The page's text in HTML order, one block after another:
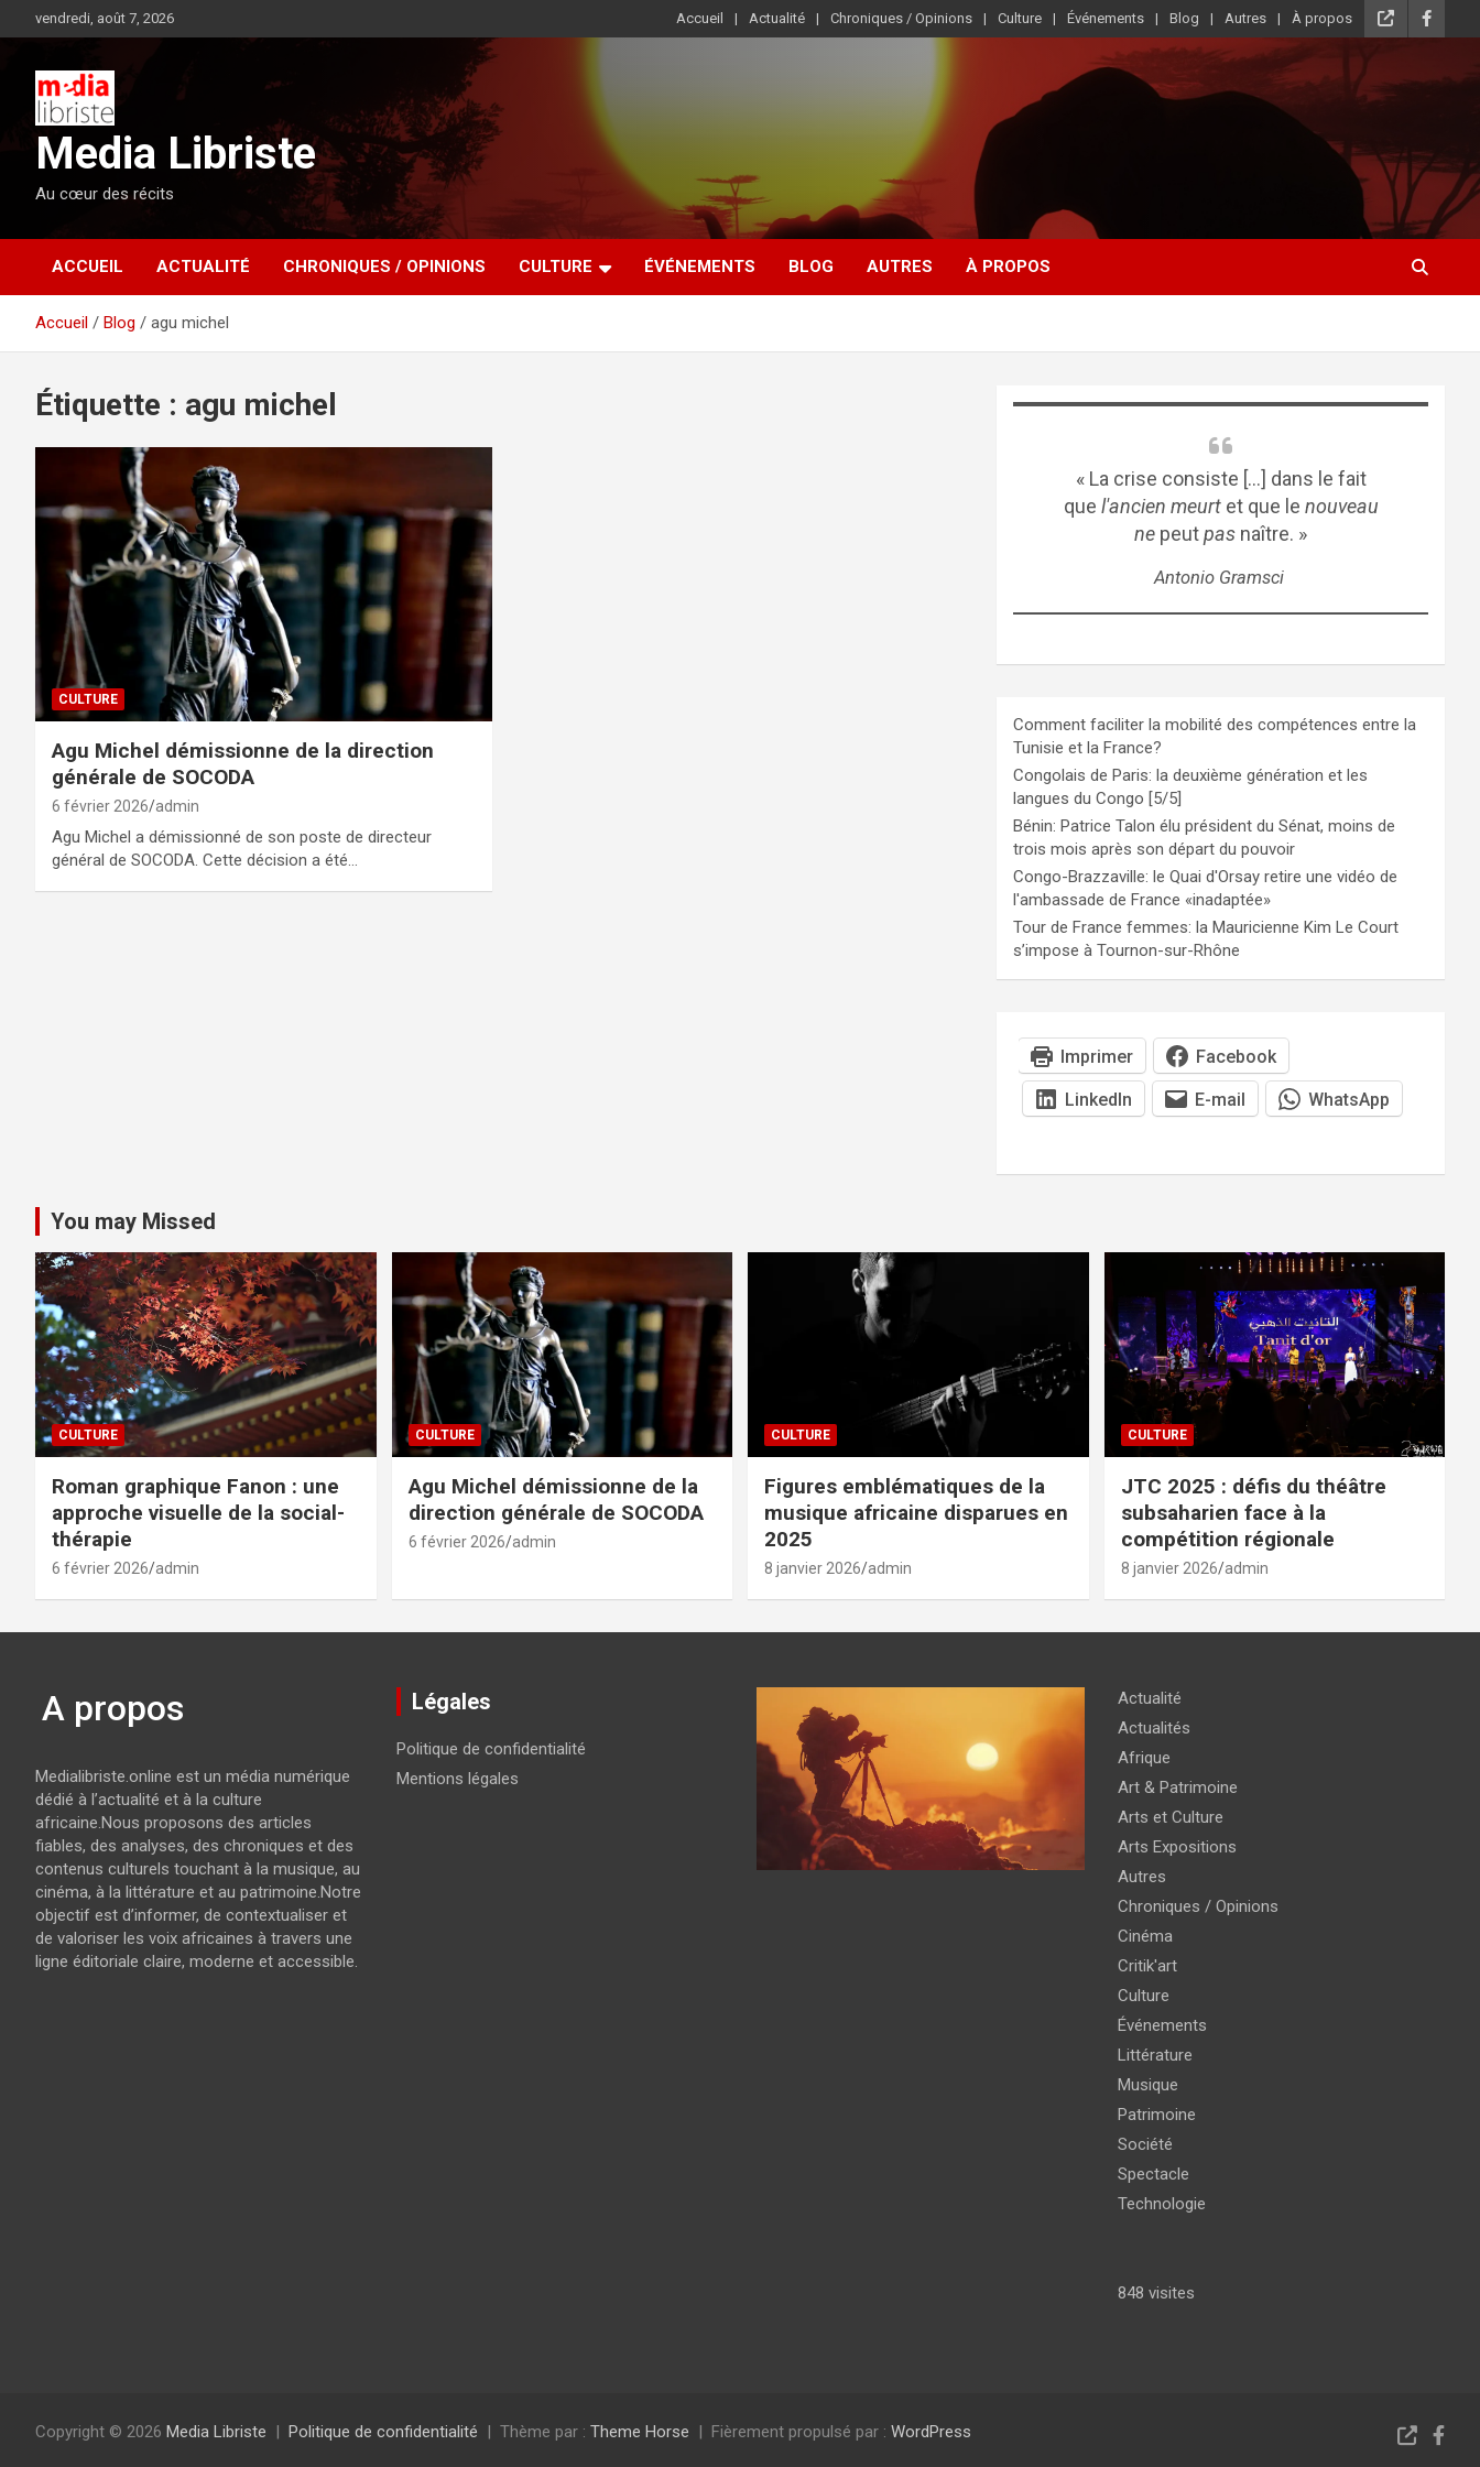
au
vendredi, août 7, 2026 Accueil Actualité Chroniques / Opinions Culture Événements Blog Autres À propos
Media Libriste
Au cœur des récits
ACCUEIL ACTUALITÉ CHRONIQUES / OPINIONS CULTURE ÉVÉNEMENTS BLOG AUTRES À PROPOS
Accueil Blog agu michel
Étiquette : agu michel
CULTURE
Agu Michel démissionne de la direction
générale de SOCODA
6 février 2026 admin
Agu Michel a démissionné de son poste de directeur
général de SOCODA. Cette décision a été…
« La crise consiste [...] dans le fait
que l'ancien meurtet que le nouveau
ne peutpas naître. »
Antonio Gramsci
Comment faciliter la mobilité des compétences entre la
Tunisie et la France?
Congolais de Paris: la deuxième génération et les
langues du Congo [5/5]
Bénin: Patrice Talon élu président du Sénat, moins de
trois mois après son départ du pouvoir
Congo-Brazzaville: le Quai d'Orsay retire une vidéo de
l'ambassade de France «inadaptée»
Tour de France femmes: la Mauricienne Kim Le Court
s’impose à Tournon-sur-Rhône
Imprimer Facebook
LinkedIn E-mail WhatsApp
You may Missed
CULTURE
Roman graphique Fanon : une
approche visuelle de la social-
thérapie
6 février 2026 admin
CULTURE
Agu Michel démissionne de la
direction générale de SOCODA
6 février 2026 admin
CULTURE
Figures emblématiques de la
musique africaine disparues en
2025
8 janvier 2026 admin
CULTURE
JTC 2025 : défis du théâtre
subsaharien face à la
compétition régionale
8 janvier 2026 admin
A propos
Medialibriste.online est un média numérique
dédié à l’actualité et à la culture
africaine.Nous proposons des articles
fiables, des analyses, des chroniques et des
contenus culturels touchant à la musique, au
cinéma, à la littérature et au patrimoine.Notre
objectif est d’informer, de contextualiser et
de valoriser les voix africaines à travers une
ligne éditoriale claire, moderne et accessible.
Légales
Politique de confidentialité
Mentions légales
Actualité
Actualités
Afrique
Art & Patrimoine
Arts et Culture
Arts Expositions
Autres
Chroniques / Opinions
Cinéma
Critik'art
Culture
Événements
Littérature
Musique
Patrimoine
Société
Spectacle
Technologie
848 visites
Copyright © 2026 Media Libriste Politique de confidentialité Thème par : Theme Horse Fièrement propulsé par : WordPress